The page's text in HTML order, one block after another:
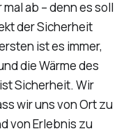
ab – denn es soll
der Sicherheit
ist es immer,
die Wärme des
Sicherheit. Wir
wir uns von Ort zu
von Erlebnis zu